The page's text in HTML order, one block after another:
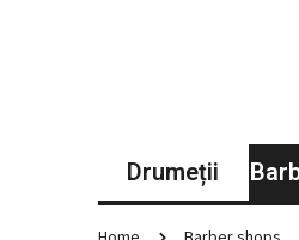
Drumeții